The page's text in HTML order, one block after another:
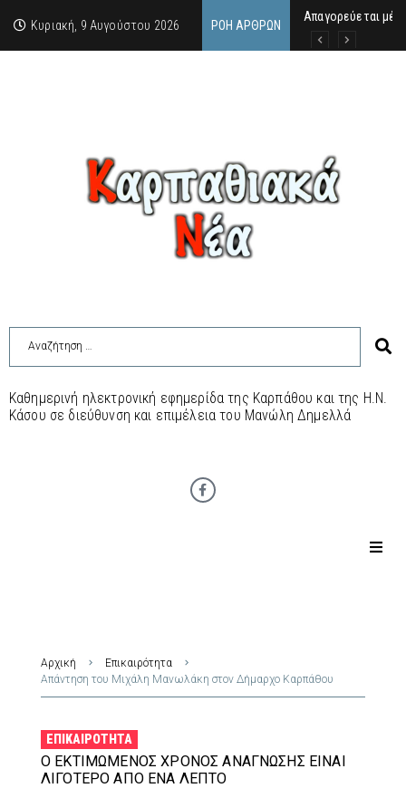
Κυριακή, 9 Αυγούστου 2026 ΡΟΉ ΆΡΘΡΩΝ
Απαγορεύεται
ΙΜΜΑΚΟΛΑΤΑ: 300
9 Αυγούστου 2026:
Καθημερινή ηλεκτρονική εφημερίδα της Καρπάθου και της Η.Ν.
Κάσου σε διεύθυνση και επιμέλεια του Μανώλη Δημελλά
Αρχική
Επικαιρότητα
Απάντηση του Μιχάλη Μανωλάκη στον Δήμαρχο Καρπάθου
ΕΠΙΚΑΙΡΌΤΗΤΑ
Ο ΕΚΤΙΜΏΜΕΝΟΣ ΧΡΌΝΟΣ ΑΝΆΓΝΩΣΗΣ ΕΊΝΑΙ
ΛΙΓΌΤΕΡΟ ΑΠΌ ΈΝΑ ΛΕΠΤΌ